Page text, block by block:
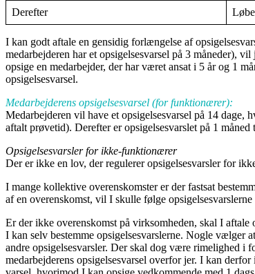
Derefter
I kan godt aftale en gensidig forlængelse af
medarbejderen har et opsigelsesvarsel på 3 måneder),
opsige en medarbejder, der har været ansat i 5 år og 1
opsigelsesvarsel.
Medarbejderens opsigelsesvarsel (for funktionærer):
Medarbejderen vil have et opsigelsesvarsel på 14 dage,
aftalt prøvetid). Derefter er opsigelsesvarslet på 1 måned
Opsigelsesvarsler for ikke-funktionærer
Der er ikke en lov, der regulerer opsigelsesvarsler for
I mange kollektive overenskomster er der fastsat
af en overenskomst, vil I skulle følge opsigelsesvarslerne
Er der ikke overenskomst på virksomheden, skal I aftale
I kan selv bestemme opsigelsesvarslerne. Nogle vælger
andre opsigelsesvarsler. Der skal dog være rimelighed i
medarbejderens opsigelsesvarsel overfor jer. I kan